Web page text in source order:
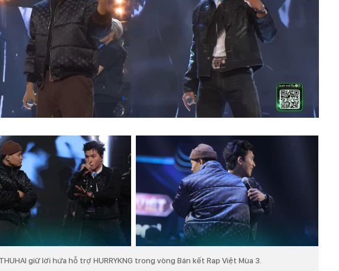
giữ lời hứa hỗ trợ HURRYKNG trong vòng Bán kết Rap Việt Mùa 3.